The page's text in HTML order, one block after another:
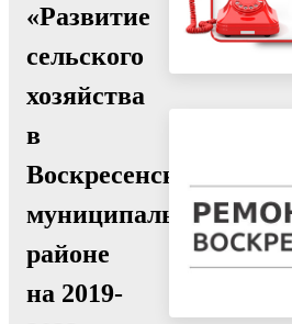
«Развитие
сельского
хозяйства
в
Воскресенском
муниципальном
районе
на 2019-